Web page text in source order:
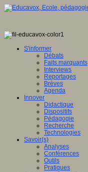
S'informer
Débats
Faits marquants
Interviews
Reportages
Brèves
Agenda
Innover
Didactique
Dispositifs
Pédagogie
Recherche
Technologies
Savoir(s)
Analyses
Conférences
Outils
Pratiques